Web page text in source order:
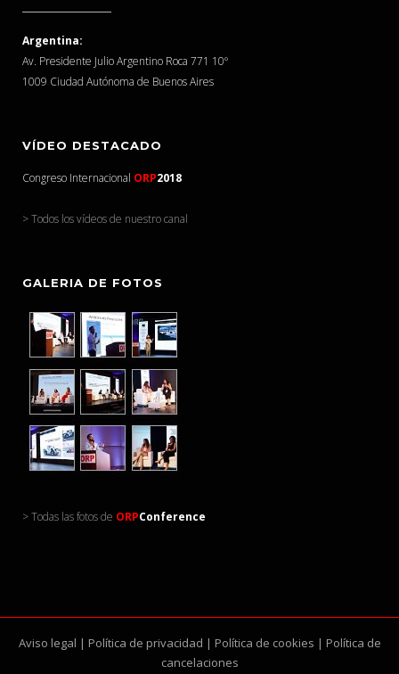
Argentina:
Av. Presidente Julio Argentino Roca 771 10º
1009 Ciudad Autónoma de Buenos Aires
VÍDEO DESTACADO
Congreso Internacional ORP2018
> Todos los vídeos de nuestro canal
GALERIA DE FOTOS
> Todas las fotos de ORPConference
Aviso legal | Política de privacidad | Política de cookies | Política de
cancelaciones